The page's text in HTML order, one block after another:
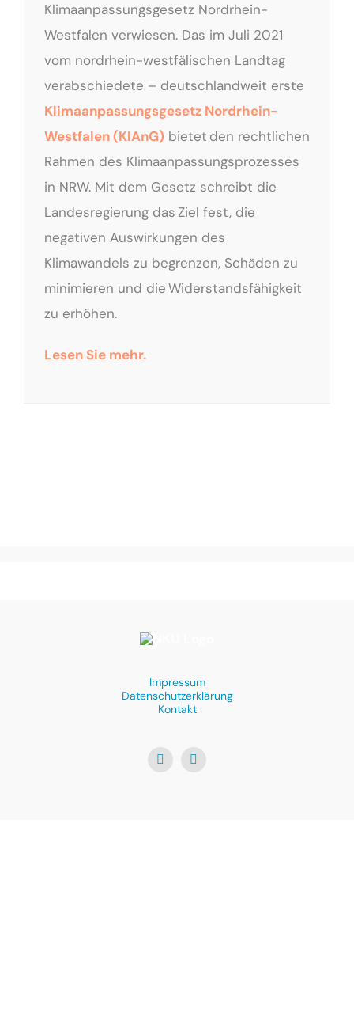
Klimaanpassungsgesetz Nordrhein-
Westfalen verwiesen. Das im Juli 2021
vom nordrhein-westfälischen Landtag
verabschiedete – deutschlandweit erste
Klimaanpassungsgesetz Nordrhein-
Westfalen (KlAnG) bietet den rechtlichen
Rahmen des Klimaanpassungsprozesses
in NRW. Mit dem Gesetz schreibt die
Landesregierung das Ziel fest, die
negativen Auswirkungen des
Klimawandels zu begrenzen, Schäden zu
minimieren und die Widerstandsfähigkeit
zu erhöhen.
Lesen Sie mehr.
Impressum
Datenschutzerklärung
Kontakt